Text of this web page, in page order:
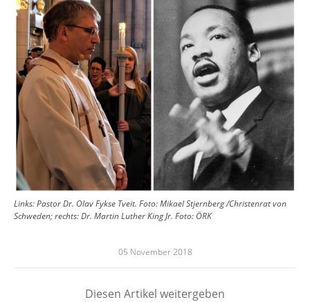
Links: Pastor Dr. Olav Fykse Tveit. Foto: Mikael Stjernberg /Christenrat von
Schweden; rechts: Dr. Martin Luther King Jr. Foto: ÖRK
05 November 2018
Diesen Artikel weitergeben